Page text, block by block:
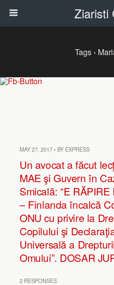
Ziaristi
Tags ›
MAY 27, 2017 • BY EXPRESS
Un avocat a făcut
MAE şi Guvern în
Smicală: “E RĂPIRE
– Finlanda încalcă
ONU cu privire la
Copilului şi
Universală a
Omului”. DOSAR
2 RESPONSES